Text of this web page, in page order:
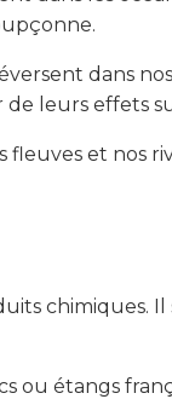
dans
leurs effets
fleuves et nos
chimiques. Il
ou étangs